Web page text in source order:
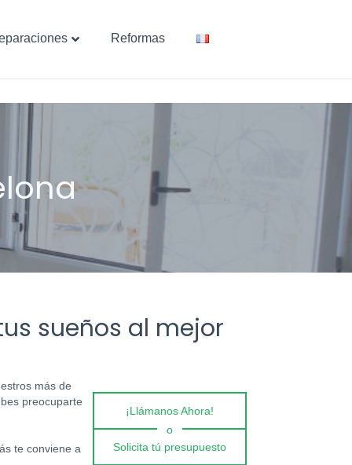
Reformas
sueños al mejor
más de
preocuparte
te conviene a
¡Llámanos Ahora!
o
Solicita tú presupuesto